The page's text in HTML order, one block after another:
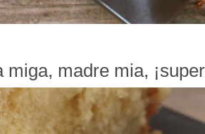
miga, madre mia,